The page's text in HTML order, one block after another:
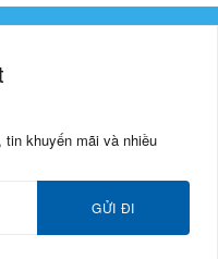
tin khuyến mãi và nhiều